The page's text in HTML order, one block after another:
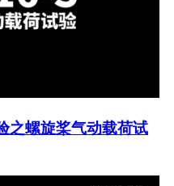
之螺旋桨气动载荷试